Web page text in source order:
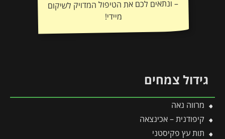
מיידי!
גידול צמחים
מרווה נאה
קיפודנית – אכינצאה
תות עץ פקיסטני